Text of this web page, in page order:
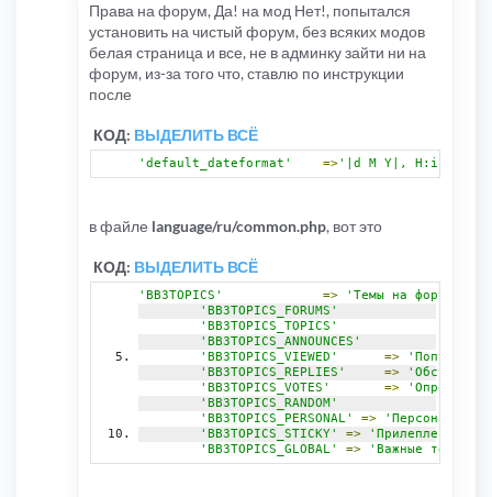
Права на форум, Да! на мод Нет!, попытался
установить на чистый форум, без всяких модов
белая страница и все, не в админку зайти ни на
форум, из-за того что, ставлю по инструкции
после
КОД: ВЫДЕЛИТЬ ВСЁ
'default_dateformat' =>'|d M Y|, H:i'
в файле language/ru/common.php, вот это
КОД: ВЫДЕЛИТЬ ВСЁ
'BB3TOPICS' => 'Темы на форуме'
'BB3TOPICS_FORUMS'
'BB3TOPICS_TOPICS'
'BB3TOPICS_ANNOUNCES'
'BB3TOPICS_VIEWED'
=>
'BB3TOPICS_REPLIES'
=>
'BB3TOPICS_VOTES'
=> 'Опросы'
'BB3TOPICS_RANDOM'
'BB3TOPICS_PERSONAL'
=>
'BB3TOPICS_STICKY'
=>
'Прилепленные
'BB3TOPICS_GLOBAL'
=> 'Важные темы'